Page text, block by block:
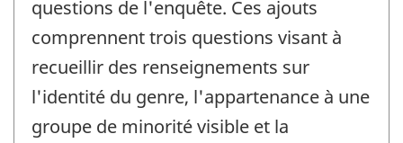
-
questions de l'enquête. Ces ajouts
comprennent trois questions visant à
recueillir des renseignements sur
l'identité du genre, l'appartenance à une
groupe de minorité visible et la